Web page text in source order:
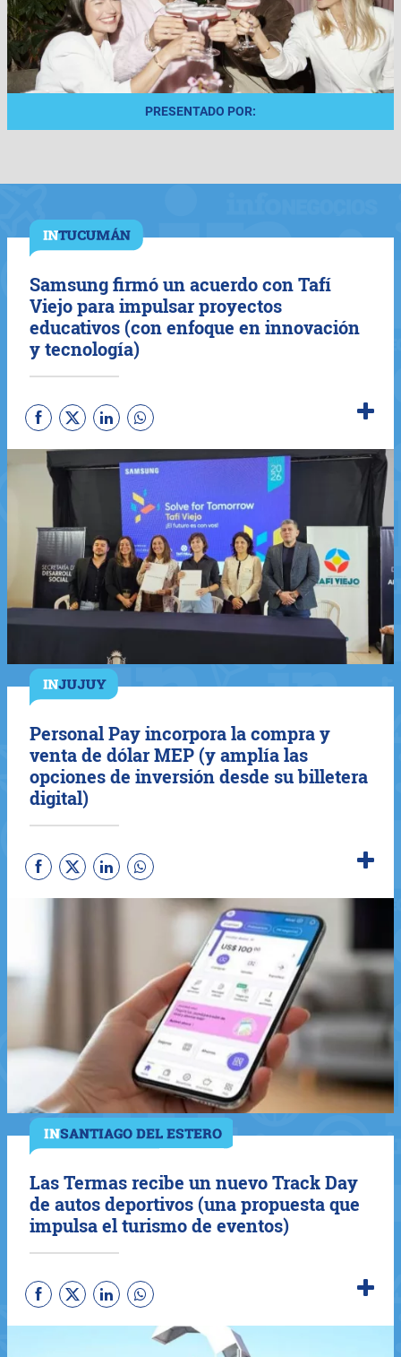
PRESENTADO POR:
Samsung firmó un acuerdo con Tafí
Viejo para impulsar proyectos
educativos (con enfoque en innovación
y tecnología)
Personal Pay incorpora la compra y
venta de dólar MEP (y amplía las
opciones de inversión desde su billetera
digital)
Las Termas recibe un nuevo Track Day
de autos deportivos (una propuesta que
impulsa el turismo de eventos)